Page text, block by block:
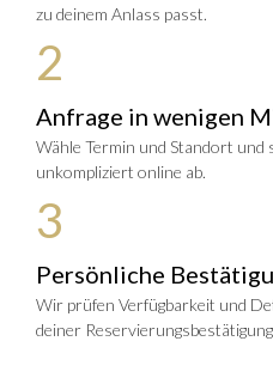
zu deinem Anlass passt.
2
Anfrage in wenigen
Wähle Termin und Standort und
unkompliziert online ab.
3
Persönliche
Wir prüfen Verfügbarkeit und
deiner